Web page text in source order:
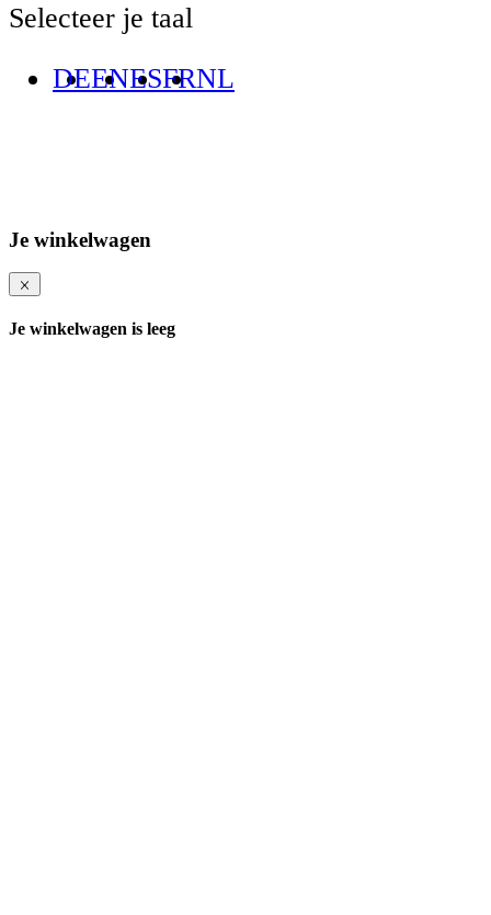
Selecteer je taal
DEENESFRNL
Je winkelwagen
Je winkelwagen is leeg